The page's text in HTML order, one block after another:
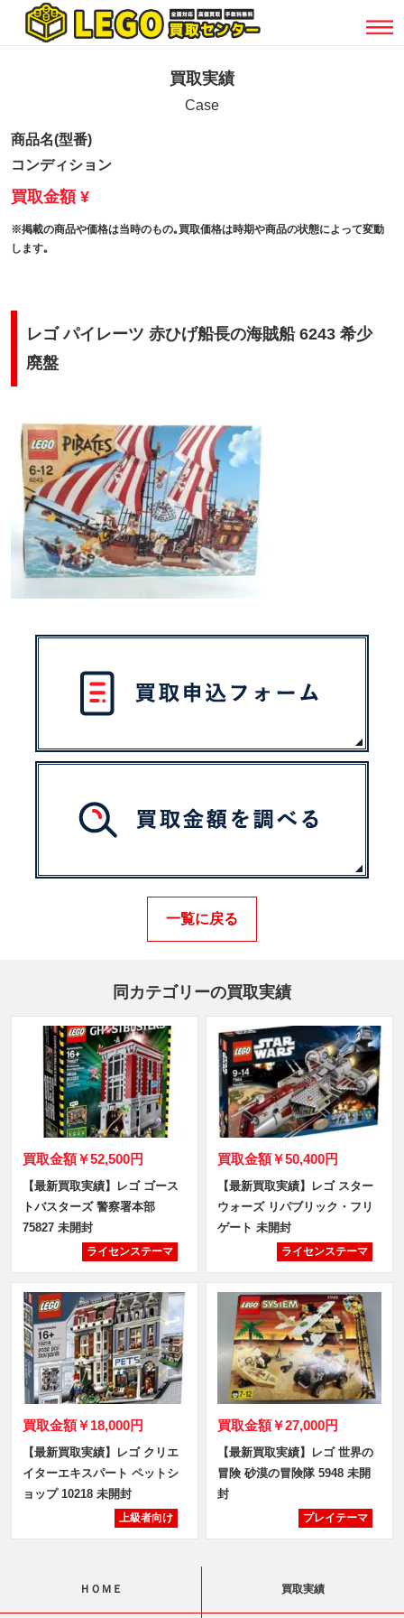
買取実績
Case
商品名(型番)
コンディション
買取金額 ¥
※掲載の商品や価格は当時のもの｡買取価格は時期や商品の状態によって変動
します｡
レゴ パイレーツ 赤ひげ船長の海賊船 6243 希少
廃盤
一覧に戻る
同カテゴリーの買取実績
買取金額￥52,500円
【最新買取実績】レゴ ゴース
トバスターズ 警察署本部
75827 未開封
ライセンステーマ
買取金額￥50,400円
【最新買取実績】レゴ スター
ウォーズ リパブリック・フリ
ゲート 未開封
ライセンステーマ
買取金額￥18,000円
【最新買取実績】レゴ クリエ
イターエキスパート ペットシ
ョップ 10218 未開封
上級者向け
買取金額￥27,000円
【最新買取実績】レゴ 世界の
冒険 砂漠の冒険隊 5948 未開
封
プレイテーマ
ＨＯＭＥ 買取実績